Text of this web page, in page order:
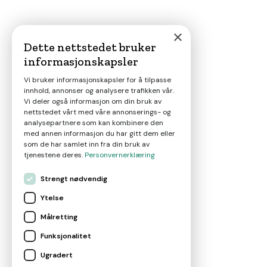
×
Dette nettstedet bruker
informasjonskapsler
Vi bruker informasjonskapsler for å tilpasse
innhold, annonser og analysere trafikken vår.
Vi deler også informasjon om din bruk av
nettstedet vårt med våre annonserings- og
analysepartnere som kan kombinere den
med annen informasjon du har gitt dem eller
som de har samlet inn fra din bruk av
tjenestene deres.Personvernerklæring
Strengt nødvendig
Ytelse
Målretting
Funksjonalitet
Ugradert